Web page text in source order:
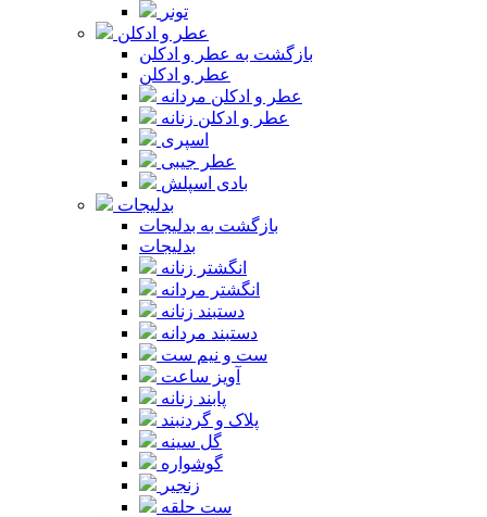
تونر
عطر و ادکلن
بازگشت به عطر و ادکلن
عطر و ادکلن
عطر و ادکلن مردانه
عطر و ادکلن زنانه
اسپری
عطر جیبی
بادی اسپلش
بدلیجات
بازگشت به بدلیجات
بدلیجات
انگشتر زنانه
انگشتر مردانه
دستبند زنانه
دستبند مردانه
ست و نیم ست
آویز ساعت
پابند زنانه
پلاک و گردنبند
گل سینه
گوشواره
زنجیر
ست حلقه